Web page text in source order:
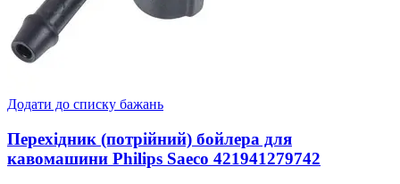
Додати до списку бажань
Перехідник (потрійний) бойлера для
кавомашини Philips Saeco 421941279742